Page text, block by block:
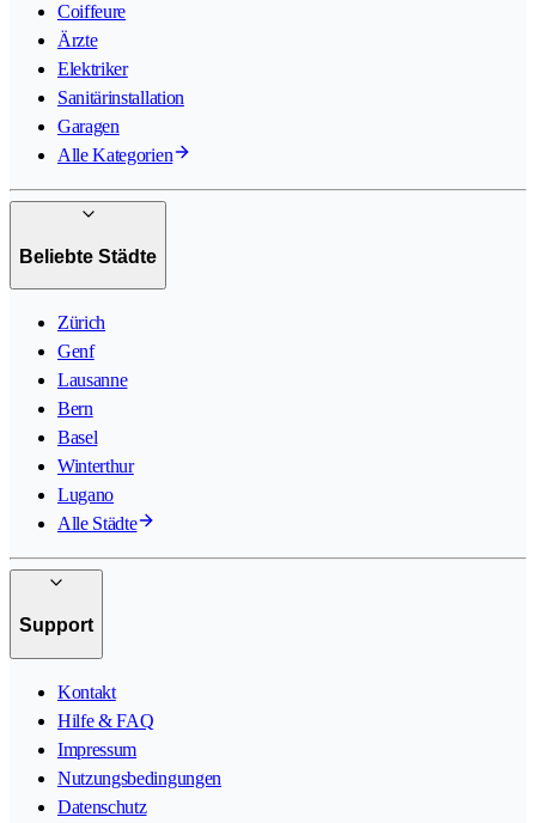
Coiffeure
Ärzte
Elektriker
Sanitärinstallation
Garagen
Alle Kategorien
Beliebte Städte
Zürich
Genf
Lausanne
Bern
Basel
Winterthur
Lugano
Alle Städte
Support
Kontakt
Hilfe & FAQ
Impressum
Nutzungsbedingungen
Datenschutz